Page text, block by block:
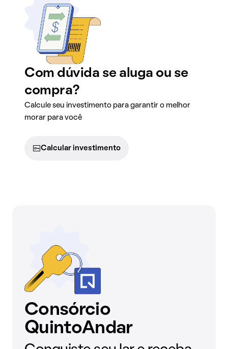
Com dúvida se aluga ou se
compra?
Calcule seu investimento para garantir o melhor
morar para você
Calcular investimento
Consórcio
QuintoAndar